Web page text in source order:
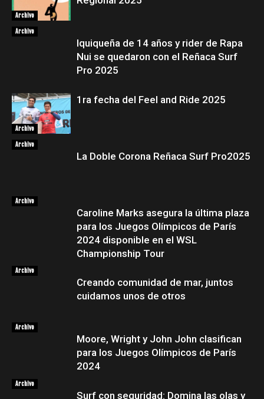
Archivo
Archivo
Iquiqueña de 14 años y rider de Rapa
Nui se quedaron con el Reñaca Surf
Pro 2025
Archivo
1ra fecha del Feel and Ride 2025
Archivo
La Doble Corona Reñaca Surf Pro2025
Archivo
Caroline Marks asegura la última plaza
para los Juegos Olímpicos de París
2024 disponible en el WSL
Championship Tour
Archivo
Creando comunidad de mar, juntos
cuidamos unos de otros
Archivo
Moore, Wright y John John clasifican
para los Juegos Olímpicos de París
2024
Archivo
Surf con seguridad: Domina las olas y